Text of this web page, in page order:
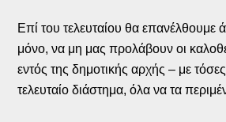
Επί του τελευταίου θα επανέλθουμε
μόνο, να μη μας προλάβουν οι
εντός της δημοτικής αρχής – με τόσες
τελευταίο διάστημα, όλα να τα